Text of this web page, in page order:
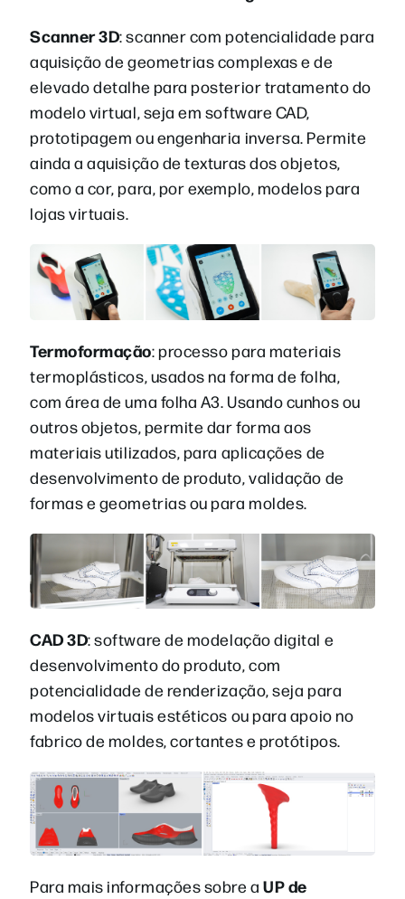
Scanner 3D: scanner com potencialidade para
aquisição de geometrias complexas e de
elevado detalhe para posterior tratamento do
modelo virtual, seja em software CAD,
prototipagem ou engenharia inversa. Permite
ainda a aquisição de texturas dos objetos,
como a cor, para, por exemplo, modelos para
lojas virtuais.
Termoformação: processo para materiais
termoplásticos, usados na forma de folha,
com área de uma folha A3. Usando cunhos ou
outros objetos, permite dar forma aos
materiais utilizados, para aplicações de
desenvolvimento de produto, validação de
formas e geometrias ou para moldes.
CAD 3D: software de modelação digital e
desenvolvimento do produto, com
potencialidade de renderização, seja para
modelos virtuais estéticos ou para apoio no
fabrico de moldes, cortantes e protótipos.
Para mais informações sobre aUP de